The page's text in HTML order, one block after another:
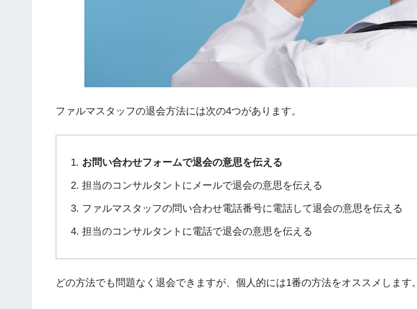
ファルマスタッフの退会方法には次の4つがあります。
お問い合わせフォームで退会の意思を伝える
担当のコンサルタントにメールで退会の意思を伝える
ファルマスタッフの問い合わせ電話番号に電話して退会の意思を伝える
担当のコンサルタントに電話で退会の意思を伝える
どの方法でも問題なく退会できますが、個人的には1番の方法をオススメします。